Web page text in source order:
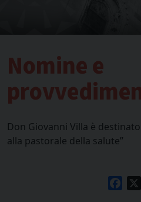
Nomine e
Don Giovanni Villa è
alla pastorale della salute”